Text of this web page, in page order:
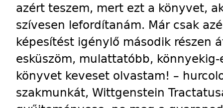
azért teszem, mert ezt a könyvet,
szívesen lefordítanám. Már csak
képesítést igénylő második részen
esküszöm, mulattatóbb,
könyvet keveset olvastam! –
szakmunkát, Wittgenstein